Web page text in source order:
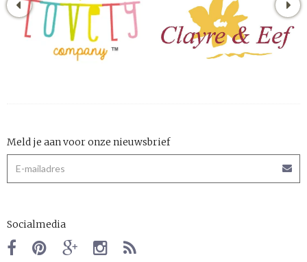
Meld je aan voor onze nieuwsbrief
Socialmedia